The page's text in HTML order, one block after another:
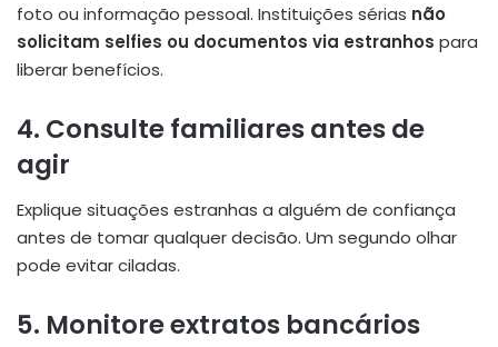
foto ou informação pessoal. Instituições sérias não
solicitam selfies ou documentos via estranhos para
liberar benefícios.
4. Consulte familiares antes de
agir
Explique situações estranhas a alguém de confiança
antes de tomar qualquer decisão. Um segundo olhar
pode evitar ciladas.
5. Monitore extratos bancários